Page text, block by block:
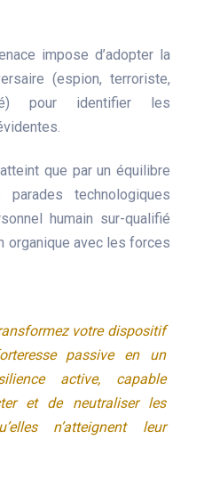
impose d’adopter la
(espion, terroriste,
pour identifier les
que par un équilibre
technologiques
humain sur-qualifié
organique avec les forces
votre dispositif
passive en un
active, capable
et de neutraliser les
n’atteignent leur